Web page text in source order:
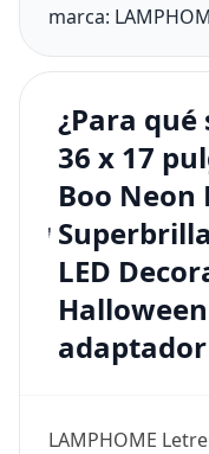
marca:
¿Para
36 x 17
Boo
LED
LAMPHOME